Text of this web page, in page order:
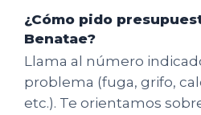
¿Cómo pido
Benatae?
Llama al número
problema (fuga, grifo,
etc.). Te orientamos